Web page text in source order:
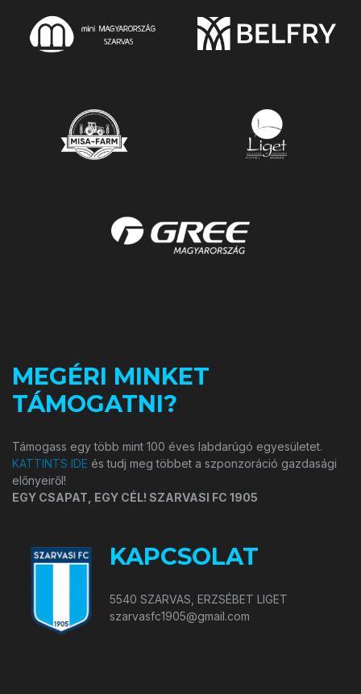
MEGÉRI MINKET
TÁMOGATNI?
Támogass egy több mint 100 éves labdarúgó egyesületet.
KATTINTS IDE és tudj meg többet a szponzoráció gazdasági
előnyeiről!
EGY CSAPAT, EGY CÉL! SZARVASI FC 1905
KAPCSOLAT
5540 SZARVAS, ERZSÉBET LIGET
szarvasfc1905@gmail.com